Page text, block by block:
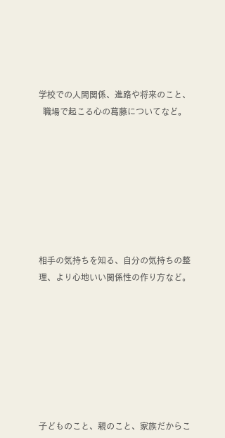
​学校での人間関係、進路や将来のこと、
職場で起こる心の葛藤についてなど。
​相手の気持ちを知る、自分の気持ちの整
理、より心地いい関係性の作り方など。
​子どものこと、親のこと、家族だからこ